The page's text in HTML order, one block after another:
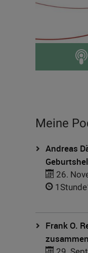
Meine
Andreas
26.
Frank O.
zusammen